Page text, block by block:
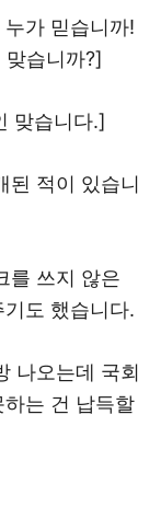
가 믿습니까!
습니까?]
맞습니다.]
된 적이 있습니
를 쓰지 않은
도 했습니다.
나오는데 국회
는 건 납득할